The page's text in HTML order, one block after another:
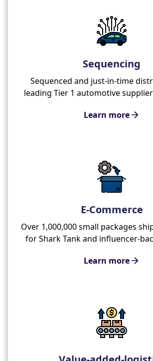
Sequencing
Sequenced and just-in-time
leading Tier 1 automotive
Learn more
E-Commerce
Over 1,000,000 small packages
for Shark Tank and influencer-
Learn more